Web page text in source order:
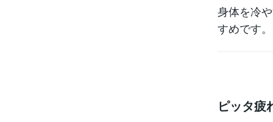
身体を冷
すめです。
ピッタ疲